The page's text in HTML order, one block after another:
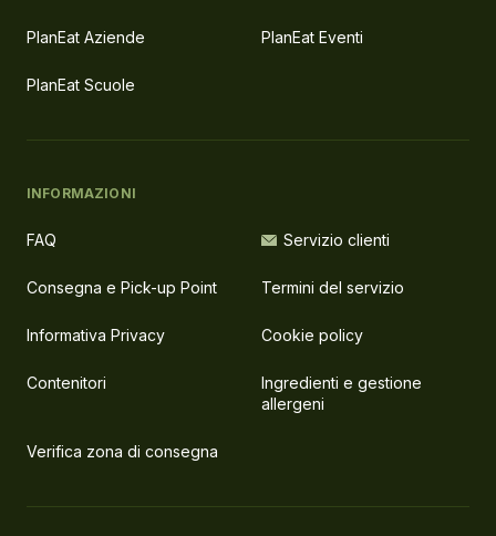
PlanEat Aziende PlanEat Eventi
PlanEat Scuole
INFORMAZIONI
FAQ Servizio clienti
Consegna e Pick-up Point Termini del servizio
Informativa Privacy Cookie policy
Contenitori
Ingredienti e gestione
allergeni
Verifica zona di consegna